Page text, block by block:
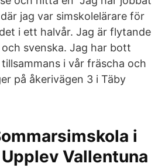
jag var simskolelärare för
i ett halvår. Jag är flytande
svenska. Jag har bott
i vår fräscha och
på åkerivägen 3 i Täby
i
Vallentuna